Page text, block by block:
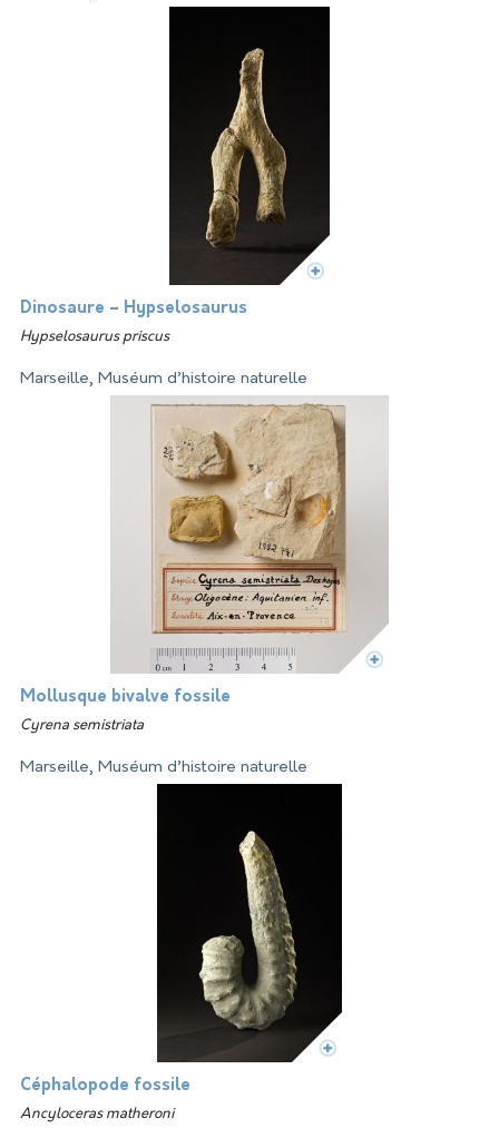
Dinosaure – Hypselosaurus
Hypselosaurus priscus
Marseille, Muséum d’histoire naturelle
Mollusque bivalve fossile
Cyrena semistriata
Marseille, Muséum d’histoire naturelle
Céphalopode fossile
Ancyloceras matheroni